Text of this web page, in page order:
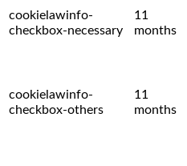
cookielawinfo-
checkbox-necessary
11
months
cookielawinfo-
checkbox-others
11
months